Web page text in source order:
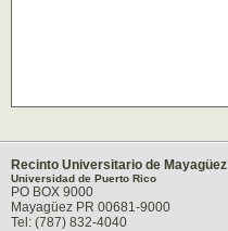
Recinto Universitario de Mayagüez
Universidad de Puerto Rico
PO BOX 9000
Mayagüez PR 00681-9000
Tel: (787) 832-4040